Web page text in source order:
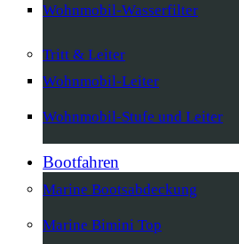
Wohnmobil-Wasserfilter
Tritt & Leiter
Wohnmobil-Leiter
Wohnmobil-Stufe und Leiter
Bootfahren
Marine Bootsabdeckung
Marine Bimini Top